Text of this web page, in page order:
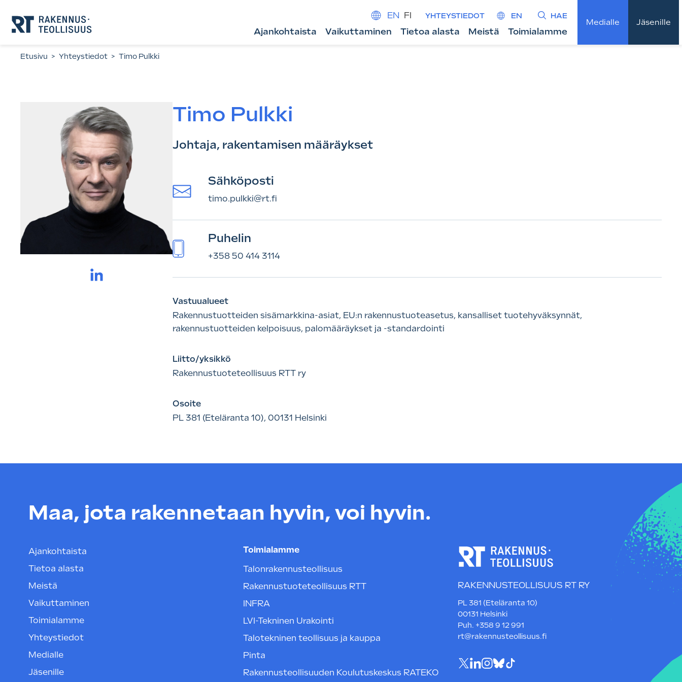
suoraan
sisältöön.
EN FI YHTEYSTIEDOT EN HAE
Ajankohtaista Vaikuttaminen Tietoa alasta Meistä Toimialamme
Medialle Jäsenille
Etusivu > Yhteystiedot > Timo Pulkki
Timo Pulkki
Johtaja, rakentamisen määräykset
Sähköposti
timo.pulkki@rt.fi
Puhelin
+358 50 414 3114
Vastuualueet
Rakennustuotteiden sisämarkkina-asiat, EU:n rakennustuoteasetus, kansalliset tuotehyväksynnät,
rakennustuotteiden kelpoisuus, palomääräykset ja -standardointi
Liitto/yksikkö
Rakennustuoteteollisuus RTT ry
Osoite
PL 381 (Eteläranta 10), 00131 Helsinki
LInkedIn.
Maa, jota rakennetaan hyvin, voi hyvin.
Ajankohtaista
Tietoa alasta
Meistä
Vaikuttaminen
Toimialamme
Yhteystiedot
Medialle
Jäsenille
Toimialamme
Talonrakennusteollisuus
Rakennustuoteteollisuus RTT
INFRA
LVI-Tekninen Urakointi
Talotekninen teollisuus ja kauppa
Pinta
Rakennusteollisuuden Koulutuskeskus RATEKO
RAKENNUSTEOLLISUUS RT RY
PL 381 (Eteläranta 10)
00131 Helsinki
Puh. +358 9 12 991
rt@rakennusteollisuus.fi